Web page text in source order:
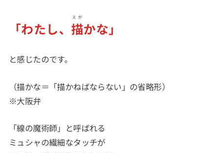
「わたし、 描
えが
かな」
と感じたのです。
（描かな＝「描かねばならない」の省略形）
※大阪弁
「線の魔術師」と呼ばれる
ミュシャの繊細なタッチが